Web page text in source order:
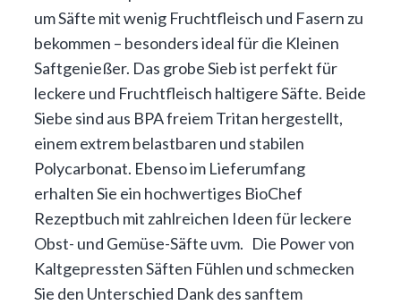
um Säfte mit wenig Fruchtfleisch und Fasern zu
bekommen – besonders ideal für die Kleinen
Saftgenießer. Das grobe Sieb ist perfekt für
leckere und Fruchtfleisch haltigere Säfte. Beide
Siebe sind aus BPA freiem Tritan hergestellt,
einem extrem belastbaren und stabilen
Polycarbonat. Ebenso im Lieferumfang
erhalten Sie ein hochwertiges BioChef
Rezeptbuch mit zahlreichen Ideen für leckere
Obst- und Gemüse-Säfte uvm. Die Power von
Kaltgepressten Säften Fühlen und schmecken
Sie den Unterschied Dank des sanftem